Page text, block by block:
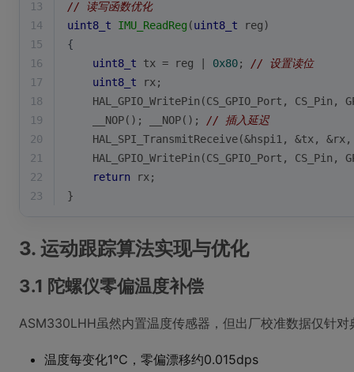
13
// 读写函数优化
14
uint8_t IMU_ReadReg (uint8_t reg)
15
{
16
uint8_t tx = reg | 0x80; // 设置读位
17
uint8_t rx;
18
HAL_GPIO_WritePin(CS_GPIO_Port, CS_Pin,
19
    __NOP(); __NOP();
// 插入延迟
20
HAL_SPI_TransmitReceive(&hspi1, &tx,
21
HAL_GPIO_WritePin(CS_GPIO_Port, CS_Pin,
22
return rx;
23
}
3. 运动跟踪算法实现与优化
3.1 陀螺仪零偏温度补偿
ASM330LHH虽然内置温度传感器，但出厂校准数据仅针
温度每变化1℃，零偏漂移约0.015dps